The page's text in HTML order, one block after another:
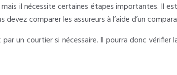
il nécessite certaines étapes importantes. Il
comparer les assureurs à l’aide d’un
un courtier si nécessaire. Il pourra donc